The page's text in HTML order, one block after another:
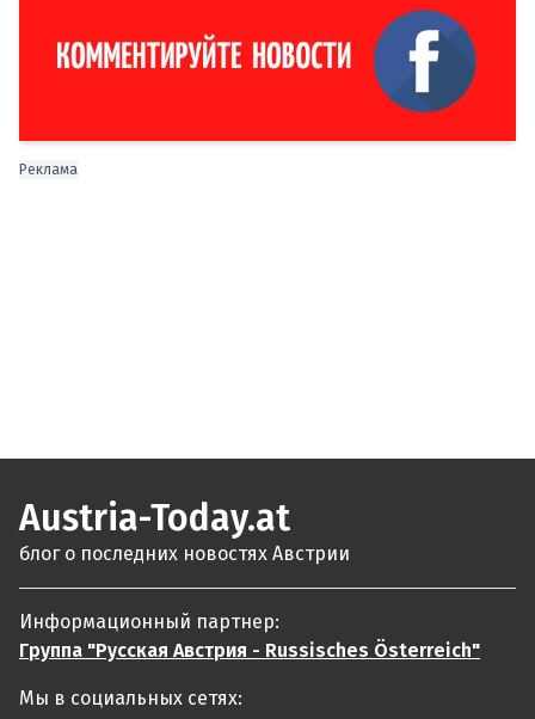
Реклама
Austria-Today.at
блог о последних новостях Австрии
Информационный партнер:
Группа "Русская Австрия - Russisches Österreich"
Мы в социальных сетях: